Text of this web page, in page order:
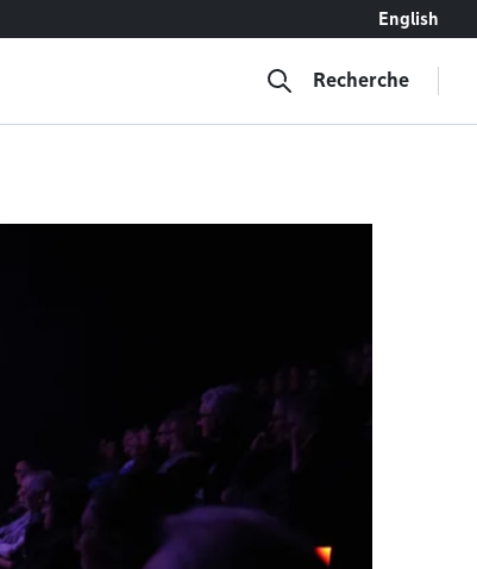
English
Recherche